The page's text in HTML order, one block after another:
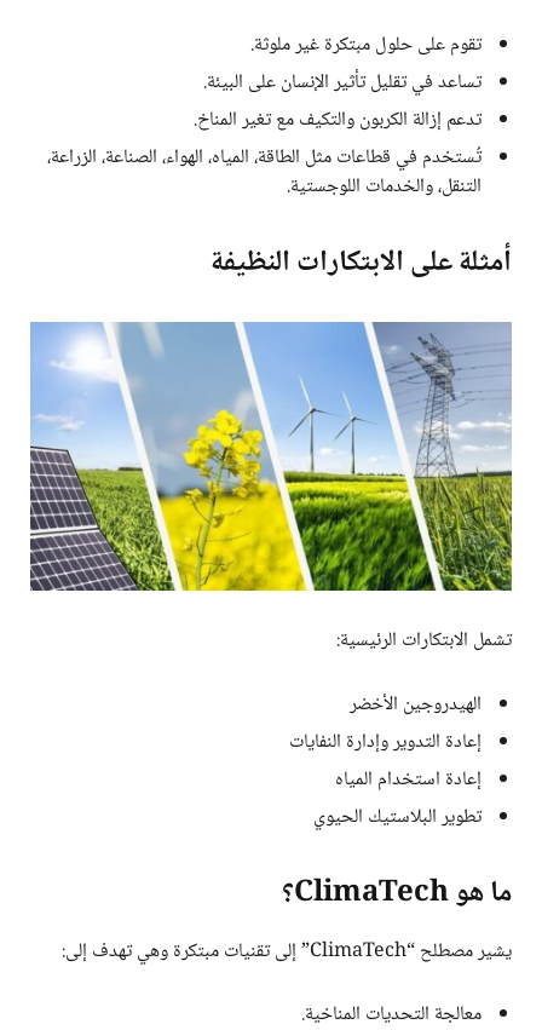
تقوم على حلول مبتكرة غير ملوثة.
تساعد في تقليل تأثير الإنسان على البيئة.
تدعم إزالة الكربون والتكيف مع تغير المناخ.
تُستخدم في قطاعات مثل الطاقة، المياه، الهواء، الصناعة، الزراعة،
التنقل، والخدمات اللوجستية.
أمثلة على الابتكارات النظيفة
تشمل الابتكارات الرئيسية:
الهيدروجين الأخضر
إعادة التدوير وإدارة النفايات
إعادة استخدام المياه
تطوير البلاستيك الحيوي
ما هو ClimaTech؟
يشير مصطلح “ClimaTech” إلى تقنيات مبتكرة وهي تهدف إلى:
معالجة التحديات المناخية.